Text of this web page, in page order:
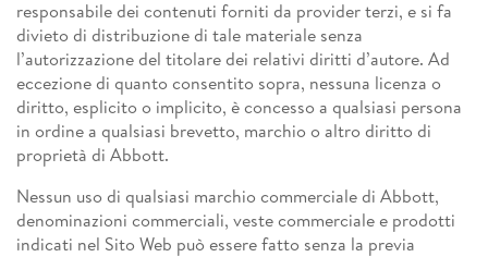
responsabile dei contenuti forniti da provider terzi, e si fa
divieto di distribuzione di tale materiale senza
l’autorizzazione del titolare dei relativi diritti d’autore. Ad
eccezione di quanto consentito sopra, nessuna licenza o
diritto, esplicito o implicito, è concesso a qualsiasi persona
in ordine a qualsiasi brevetto, marchio o altro diritto di
proprietà di Abbott.
Nessun uso di qualsiasi marchio commerciale di Abbott,
denominazioni commerciali, veste commerciale e prodotti
indicati nel Sito Web può essere fatto senza la previa